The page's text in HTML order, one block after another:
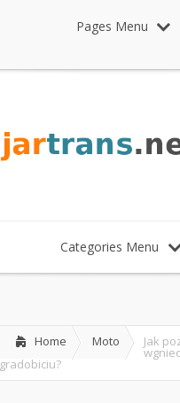
Pages Menu
Categories Menu
Home Moto Jak
gradobiciu?